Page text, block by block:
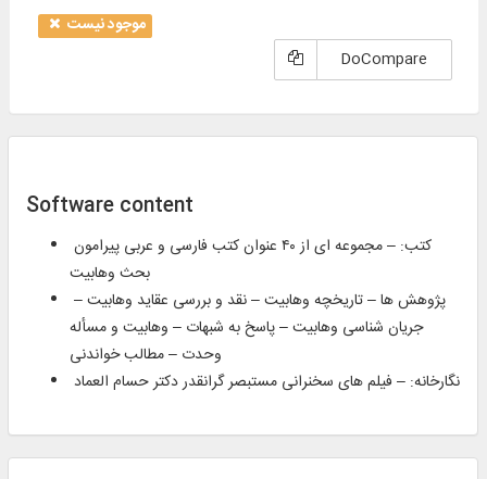
موجود نیست
DoCompare
Software content
بحث وهابیت
جریان شناسی وهابیت – پاسخ به شبهات – وهابیت و مسأله
وحدت – مطالب خواندنی
نگارخانه: – فیلم های سخنرانی مستبصر گرانقدر دکتر حسام العماد